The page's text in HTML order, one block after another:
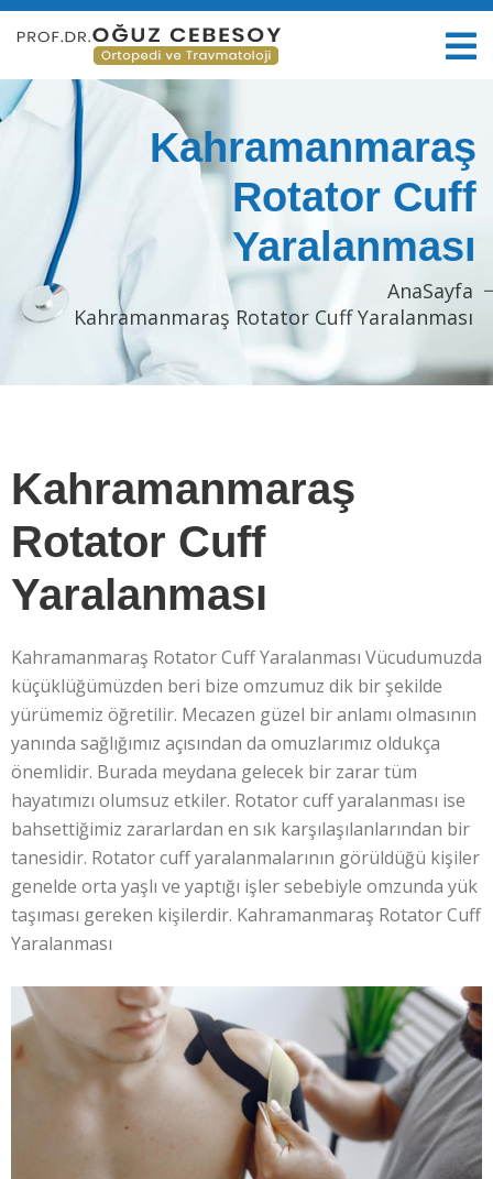
Kahramanmaraş
Rotator Cuff
Yaralanması
AnaSayfa
Kahramanmaraş Rotator Cuff Yaralanması
Kahramanmaraş
Rotator Cuff
Yaralanması
Kahramanmaraş Rotator Cuff Yaralanması Vücudumuzda
küçüklüğümüzden beri bize omzumuz dik bir şekilde
yürümemiz öğretilir. Mecazen güzel bir anlamı olmasının
yanında sağlığımız açısından da omuzlarımız oldukça
önemlidir. Burada meydana gelecek bir zarar tüm
hayatımızı olumsuz etkiler. Rotator cuff yaralanması ise
bahsettiğimiz zararlardan en sık karşılaşılanlarından bir
tanesidir. Rotator cuff yaralanmalarının görüldüğü kişiler
genelde orta yaşlı ve yaptığı işler sebebiyle omzunda yük
taşıması gereken kişilerdir. Kahramanmaraş Rotator Cuff
Yaralanması